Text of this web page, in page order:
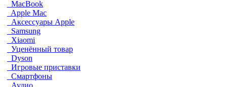
MacBook
Apple Mac
Аксессуары Apple
Samsung
Xiaomi
Уценённый товар
Dyson
Игровые приставки
Смартфоны
Аудио